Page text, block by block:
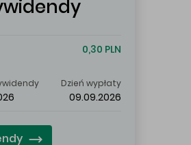
0,30 PLN
Dzień wypłaty
09.09.2026